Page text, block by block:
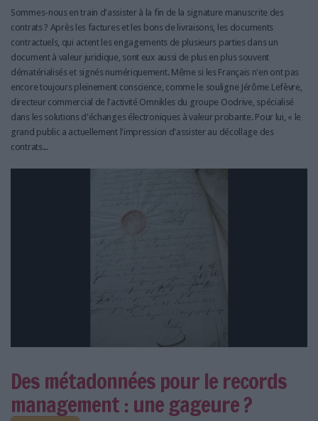
Sommes-nous en train d'assister à la fin de la signature manuscrite des
contrats ? Après les factures et les bons de livraisons, les documents
contractuels, qui actent les engagements de plusieurs parties dans un
document à valeur juridique, sont eux aussi de plus en plus souvent
dématérialisés et signés numériquement. Même si les Français n'en ont pas
encore toujours pleinement conscience, comme le souligne Jérôme Lefèvre,
directeur commercial de l'activité Omnikles du groupe Oodrive, spécialisé
dans les solutions d'échanges électroniques à valeur probante. Pour lui, « le
grand public a actuellement l'impression d'assister au décollage des
contrats...
Des métadonnées pour le records
management : une gageure ?